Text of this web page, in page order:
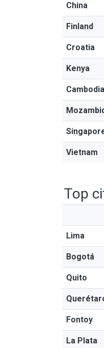
China
Finland
Croatia
Kenya
Cambodia
Vietnam
Top
Lima
Bogotá
Quito
Fontoy
La Plata